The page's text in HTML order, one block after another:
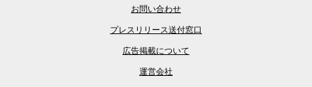
お問い合わせ
プレスリリース送付窓口
広告掲載について
運営会社